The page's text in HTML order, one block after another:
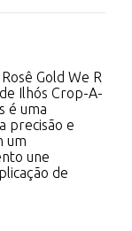
Gold We R
Ilhós Crop-A-
é uma
precisão e
um
une
de